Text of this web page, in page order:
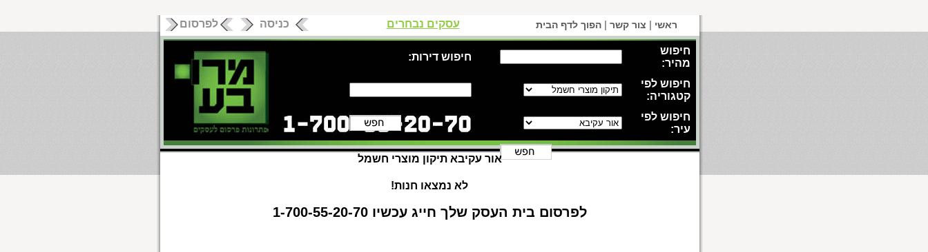
ראשי | צור קשר | הפוך לדף הבית לפרסום כניסה עסקים נבחרים
חיפוש
מהיר:
חיפוש דירות:
חיפוש לפי
קטגוריה:
חיפוש לפי
עיר:
אור עקיבא תיקון מוצרי חשמל
לא נמצאו חנות!
לפרסום בית העסק שלך חייג עכשיו 1-700-55-20-70